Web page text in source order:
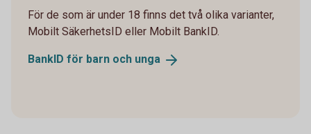
För de som är under 18 finns det två olika varianter,
Mobilt SäkerhetsID eller Mobilt BankID.
BankID för barn och unga